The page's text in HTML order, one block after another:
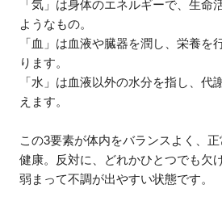
「気」は身体のエネルギーで、生命
ようなもの。
「血」は血液や臓器を潤し、栄養を
ります。
「水」は血液以外の水分を指し、代
えます。
この3要素が体内をバランスよく、
健康。反対に、どれかひとつでも欠
弱まって不調が出やすい状態です。